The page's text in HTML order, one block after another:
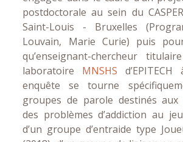
postdoctorale au sein du
Saint-Louis - Bruxelles
Louvain, Marie Curie) puis
qu’enseignant-chercheur
laboratoire MNSHS
enquête se tourne
groupes de parole destinés
des problèmes d’addiction au
d’un groupe d’entraide type